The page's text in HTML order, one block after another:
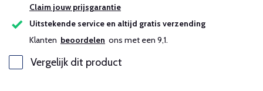
Claim jouw prijsgarantie
Uitstekende service en altijd gratis verzending
Klanten beoordelen ons met een 9,1.
Vergelijk dit product